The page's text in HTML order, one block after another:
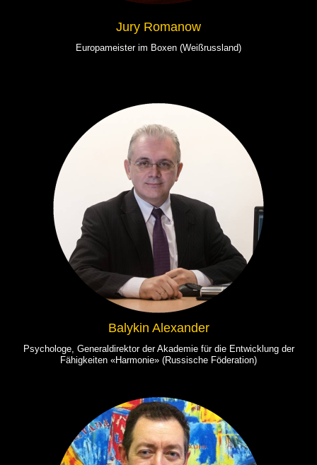
Jury Romanow
Europameister im Boxen (Weißrussland)
Balykin Alexander
Psychologe, Generaldirektor der Akademie für die Entwicklung der
Fähigkeiten «Harmonie» (Russische Föderation)